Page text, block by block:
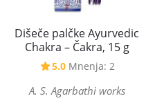
Dišeče palčke Ayurvedic
Chakra – Čakra, 15 g
5.0 Mnenja: 2
A. S. Agarbathi works